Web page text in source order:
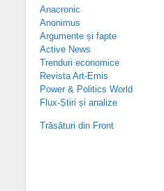
Anacronic
Anonimus
Argumente și fapte
Active News
Trenduri economice
Revista Art-Emis
Power & Politics World
Flux-Știri și analize
Trăsături din Front